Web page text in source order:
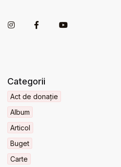
Categorii
Act de donație
Album
Articol
Buget
Carte